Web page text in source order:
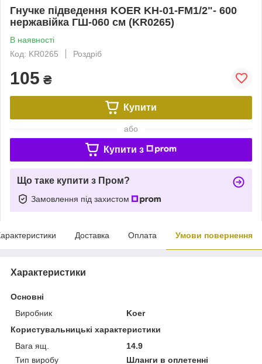
Гнучке підведення KOER KH-01-FM1/2"- 600
нержавійка ГШ-060 см (KR0265)
В наявності
Код: KR0265
Роздріб
105 ₴
Купити
або
Купити з
Що таке купити з Пром?
Замовлення під захистом
Доставка Оплата Умови повернення
Характеристики
Основні
Виробник
Koer
Користувальницькі характеристики
Вага ящ.
14.9
Тип виробу
Шланги в оплетенні